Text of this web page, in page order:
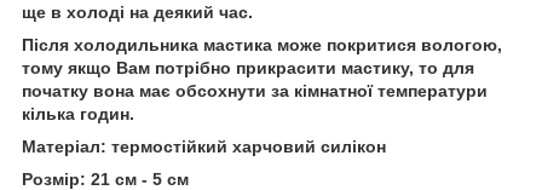
ще в холоді на деякий час.
Після холодильника мастика може покритися вологою,
тому якщо Вам потрібно прикрасити мастику, то для
початку вона має обсохнути за кімнатної температури
кілька годин.
Матеріал: термостійкий харчовий силікон
Розмір: 21 см - 5 см